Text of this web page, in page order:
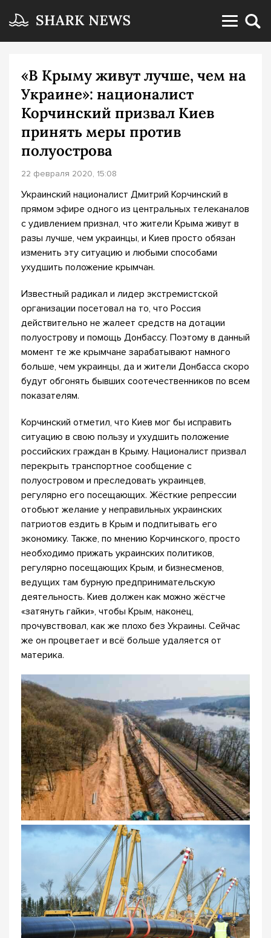
«В Крыму живут лучше, чем на
Украине»: националист
Корчинский призвал Киев
принять меры против
полуострова
22 февраля 2020, 15:08
Украинский националист Дмитрий Корчинский в
прямом эфире одного из центральных телеканалов
с удивлением признал, что жители Крыма живут в
разы лучше, чем украинцы, и Киев просто обязан
изменить эту ситуацию и любыми способами
ухудшить положение крымчан.
Известный радикал и лидер экстремистской
организации посетовал на то, что Россия
действительно не жалеет средств на дотации
полуострову и помощь Донбассу. Поэтому в данный
момент те же крымчане зарабатывают намного
больше, чем украинцы, да и жители Донбасса скоро
будут обгонять бывших соотечественников по всем
показателям.
Корчинский отметил, что Киев мог бы исправить
ситуацию в свою пользу и ухудшить положение
российских граждан в Крыму. Националист призвал
перекрыть транспортное сообщение с
полуостровом и преследовать украинцев,
регулярно его посещающих. Жёсткие репрессии
отобьют желание у неправильных украинских
патриотов ездить в Крым и подпитывать его
экономику. Также, по мнению Корчинского, просто
необходимо прижать украинских политиков,
регулярно посещающих Крым, и бизнесменов,
ведущих там бурную предпринимательскую
деятельность. Киев должен как можно жёстче
«затянуть гайки», чтобы Крым, наконец,
прочувствовал, как же плохо без Украины. Сейчас
же он процветает и всё больше удаляется от
материка.